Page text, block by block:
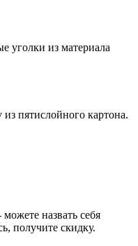
уголки из материала
пятислойного картона.
назвать себя
получите скидку.